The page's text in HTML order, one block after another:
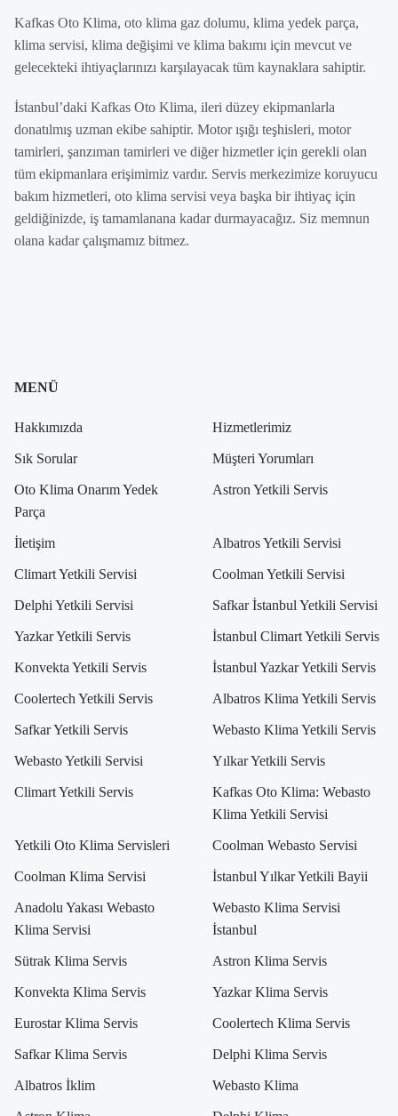
Kafkas Oto Klima, oto klima gaz dolumu, klima yedek parça,
klima servisi, klima değişimi ve klima bakımı için mevcut ve
gelecekteki ihtiyaçlarınızı karşılayacak tüm kaynaklara sahiptir.
İstanbul’daki Kafkas Oto Klima, ileri düzey ekipmanlarla
donatılmış uzman ekibe sahiptir. Motor ışığı teşhisleri, motor
tamirleri, şanzıman tamirleri ve diğer hizmetler için gerekli olan
tüm ekipmanlara erişimimiz vardır. Servis merkezimize koruyucu
bakım hizmetleri, oto klima servisi veya başka bir ihtiyaç için
geldiğinizde, iş tamamlanana kadar durmayacağız. Siz memnun
olana kadar çalışmamız bitmez.
MENÜ
Hakkımızda Hizmetlerimiz
Sık Sorular Müşteri Yorumları
Oto Klima Onarım Yedek
Parça
Astron Yetkili Servis
İletişim Albatros Yetkili Servisi
Climart Yetkili Servisi Coolman Yetkili Servisi
Delphi Yetkili Servisi Safkar İstanbul Yetkili Servisi
Yazkar Yetkili Servis İstanbul Climart Yetkili Servis
Konvekta Yetkili Servis İstanbul Yazkar Yetkili Servis
Coolertech Yetkili Servis Albatros Klima Yetkili Servis
Safkar Yetkili Servis Webasto Klima Yetkili Servis
Webasto Yetkili Servisi Yılkar Yetkili Servis
Climart Yetkili Servis
Kafkas Oto Klima: Webasto
Klima Yetkili Servisi
Yetkili Oto Klima Servisleri Coolman Webasto Servisi
Coolman Klima Servisi İstanbul Yılkar Yetkili Bayii
Anadolu Yakası Webasto
Klima Servisi
Webasto Klima Servisi
İstanbul
Sütrak Klima Servis Astron Klima Servis
Konvekta Klima Servis Yazkar Klima Servis
Eurostar Klima Servis Coolertech Klima Servis
Safkar Klima Servis Delphi Klima Servis
Albatros İklim Webasto Klima